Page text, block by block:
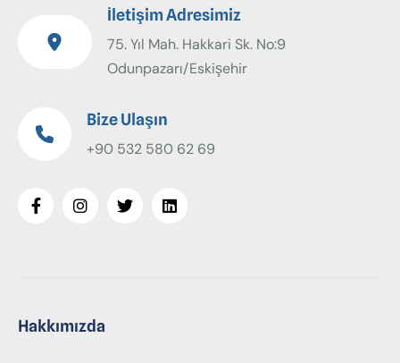
İletişim Adresimiz
75. Yıl Mah. Hakkari Sk. No:9
Odunpazarı/Eskişehir
Bize Ulaşın
+90 532 580 62 69
Hakkımızda